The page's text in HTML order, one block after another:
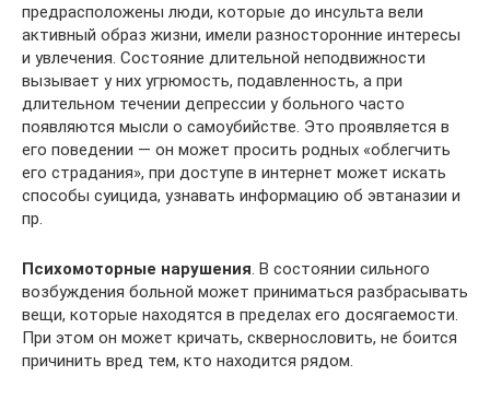
предрасположены люди, которые до инсульта вели
активный образ жизни, имели разносторонние интересы
и увлечения. Состояние длительной неподвижности
вызывает у них угрюмость, подавленность, а при
длительном течении депрессии у больного часто
появляются мысли о самоубийстве. Это проявляется в
его поведении — он может просить родных «облегчить
его страдания», при доступе в интернет может искать
способы суицида, узнавать информацию об эвтаназии и
пр.
Психомоторные нарушения. В состоянии сильного
возбуждения больной может приниматься разбрасывать
вещи, которые находятся в пределах его досягаемости.
При этом он может кричать, сквернословить, не боится
причинить вред тем, кто находится рядом.